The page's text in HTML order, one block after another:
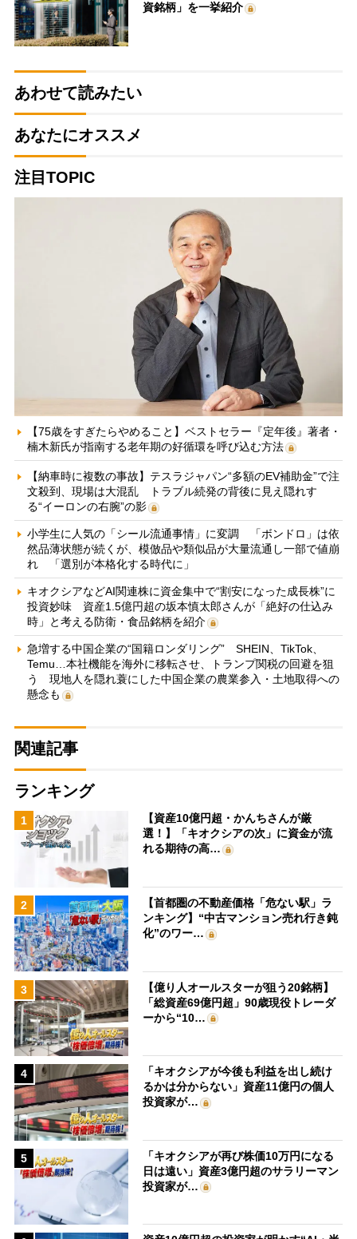
資銘柄」を一挙紹介
あわせて読みたい
あなたにオススメ
注目TOPIC
【75歳をすぎたらやめること】ベストセラー『定年後』著者・
楠木新氏が指南する老年期の好循環を呼び込む方法
【納車時に複数の事故】テスラジャパン“多額のEV補助金”で注
文殺到、現場は大混乱 トラブル続発の背後に見え隠れす
る“イーロンの右腕”の影
小学生に人気の「シール流通事情」に変調 「ボンドロ」は依
然品薄状態が続くが、模倣品や類似品が大量流通し一部で値崩
れ 「選別が本格化する時代に」
キオクシアなどAI関連株に資金集中で“割安になった成長株”に
投資妙味 資産1.5億円超の坂本慎太郎さんが「絶好の仕込み
時」と考える防衛・食品銘柄を紹介
急増する中国企業の“国籍ロンダリング” SHEIN、TikTok、
Temu…本社機能を海外に移転させ、トランプ関税の回避を狙
う 現地人を隠れ蓑にした中国企業の農業参入・土地取得への
懸念も
関連記事
ランキング
1
【資産10億円超・かんちさんが厳
選！】「キオクシアの次」に資金が流
れる期待の高…
2
【首都圏の不動産価格「危ない駅」ラ
ンキング】“中古マンション売れ行き鈍
化”のワー…
3
【億り人オールスターが狙う20銘柄】
「総資産69億円超」90歳現役トレーダ
ーから“10…
4
「キオクシアが今後も利益を出し続け
るかは分からない」資産11億円の個人
投資家が…
5
「キオクシアが再び株価10万円になる
日は遠い」資産3億円超のサラリーマン
投資家が…